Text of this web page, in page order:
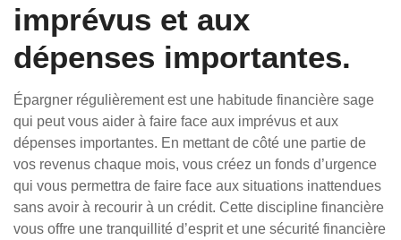
imprévus et aux
dépenses importantes.
Épargner régulièrement est une habitude financière sage
qui peut vous aider à faire face aux imprévus et aux
dépenses importantes. En mettant de côté une partie de
vos revenus chaque mois, vous créez un fonds d’urgence
qui vous permettra de faire face aux situations inattendues
sans avoir à recourir à un crédit. Cette discipline financière
vous offre une tranquillité d’esprit et une sécurité financière